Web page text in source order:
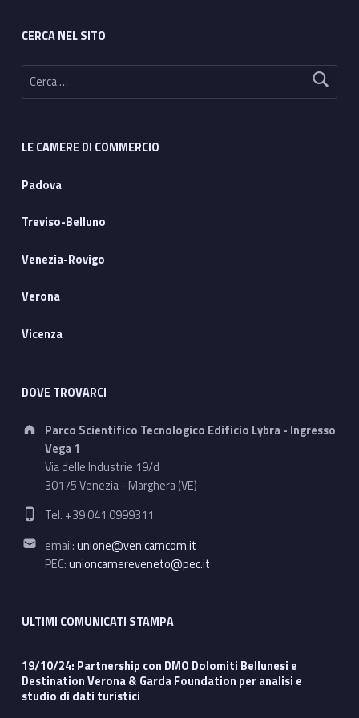
CERCA NEL SITO
Ricerca per:
LE CAMERE DI COMMERCIO
Padova
Treviso-Belluno
Venezia-Rovigo
Verona
Vicenza
DOVE TROVARCI
Address:
Parco Scientifico Tecnologico Edificio Lybra - Ingresso
Vega 1
Via delle Industrie 19/d
30175 Venezia - Marghera (VE)
Phone number:
Tel. +39 041 0999311
Email address:
email:unione@ven.camcom.it
PEC:unioncamereveneto@pec.it
ULTIMI COMUNICATI STAMPA
19/10/24: Partnership con DMO Dolomiti Bellunesi e
Destination Verona & Garda Foundation per analisi e
studio di dati turistici